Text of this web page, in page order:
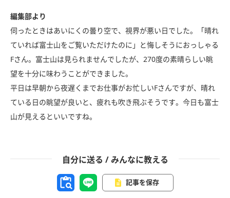
編集部より
伺ったときはあいにくの曇り空で、視界が悪い日でした。「晴れ
ていれば富士山をご覧いただけたのに」と悔しそうにおっしゃる
Fさん。富士山は見られませんでしたが、270度の素晴らしい眺
望を十分に味わうことができました。
平日は早朝から夜遅くまでお仕事がお忙しいFさんですが、晴れ
ている日の眺望が良いと、疲れも吹き飛ぶそうです。今日も富士
山が見えるといいですね。
自分に送る / みんなに教える
記事を保存